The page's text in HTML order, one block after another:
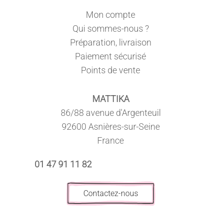
Mon compte
Qui sommes-nous ?
Préparation, livraison
Paiement sécurisé
Points de vente
MATTIKA
86/88 avenue d'Argenteuil
92600 Asnières-sur-Seine
France
01 47 91 11 82
Contactez-nous